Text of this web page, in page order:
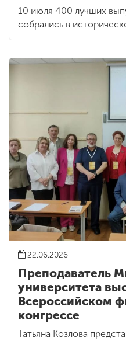
10 июля 400 лучших
собрались в
22.06.2026
Преподаватель
университета
Всероссийском
конгрессе
Татьяна Козлова